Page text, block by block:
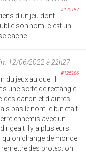
#125187
d'un jeu dont
son nom. c'est un
cache
12/06/2022 à 22h27
#125186
du jeux au quel il
une sorte de rectangle
des canon et d'autres
pas le nom le but était
ennemis avec un
il y a plusieurs
change de monde
remettre des protection